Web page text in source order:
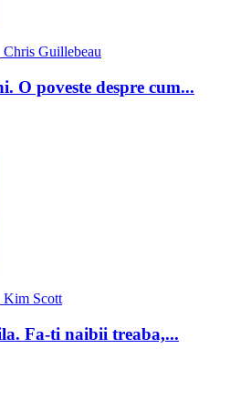
Chris Guillebeau
O poveste despre cum...
Kim Scott
Fa-ti naibii treaba,...